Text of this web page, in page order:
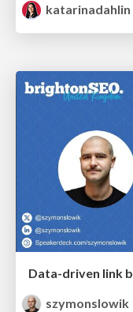
katarinadahlin
szymonslowik